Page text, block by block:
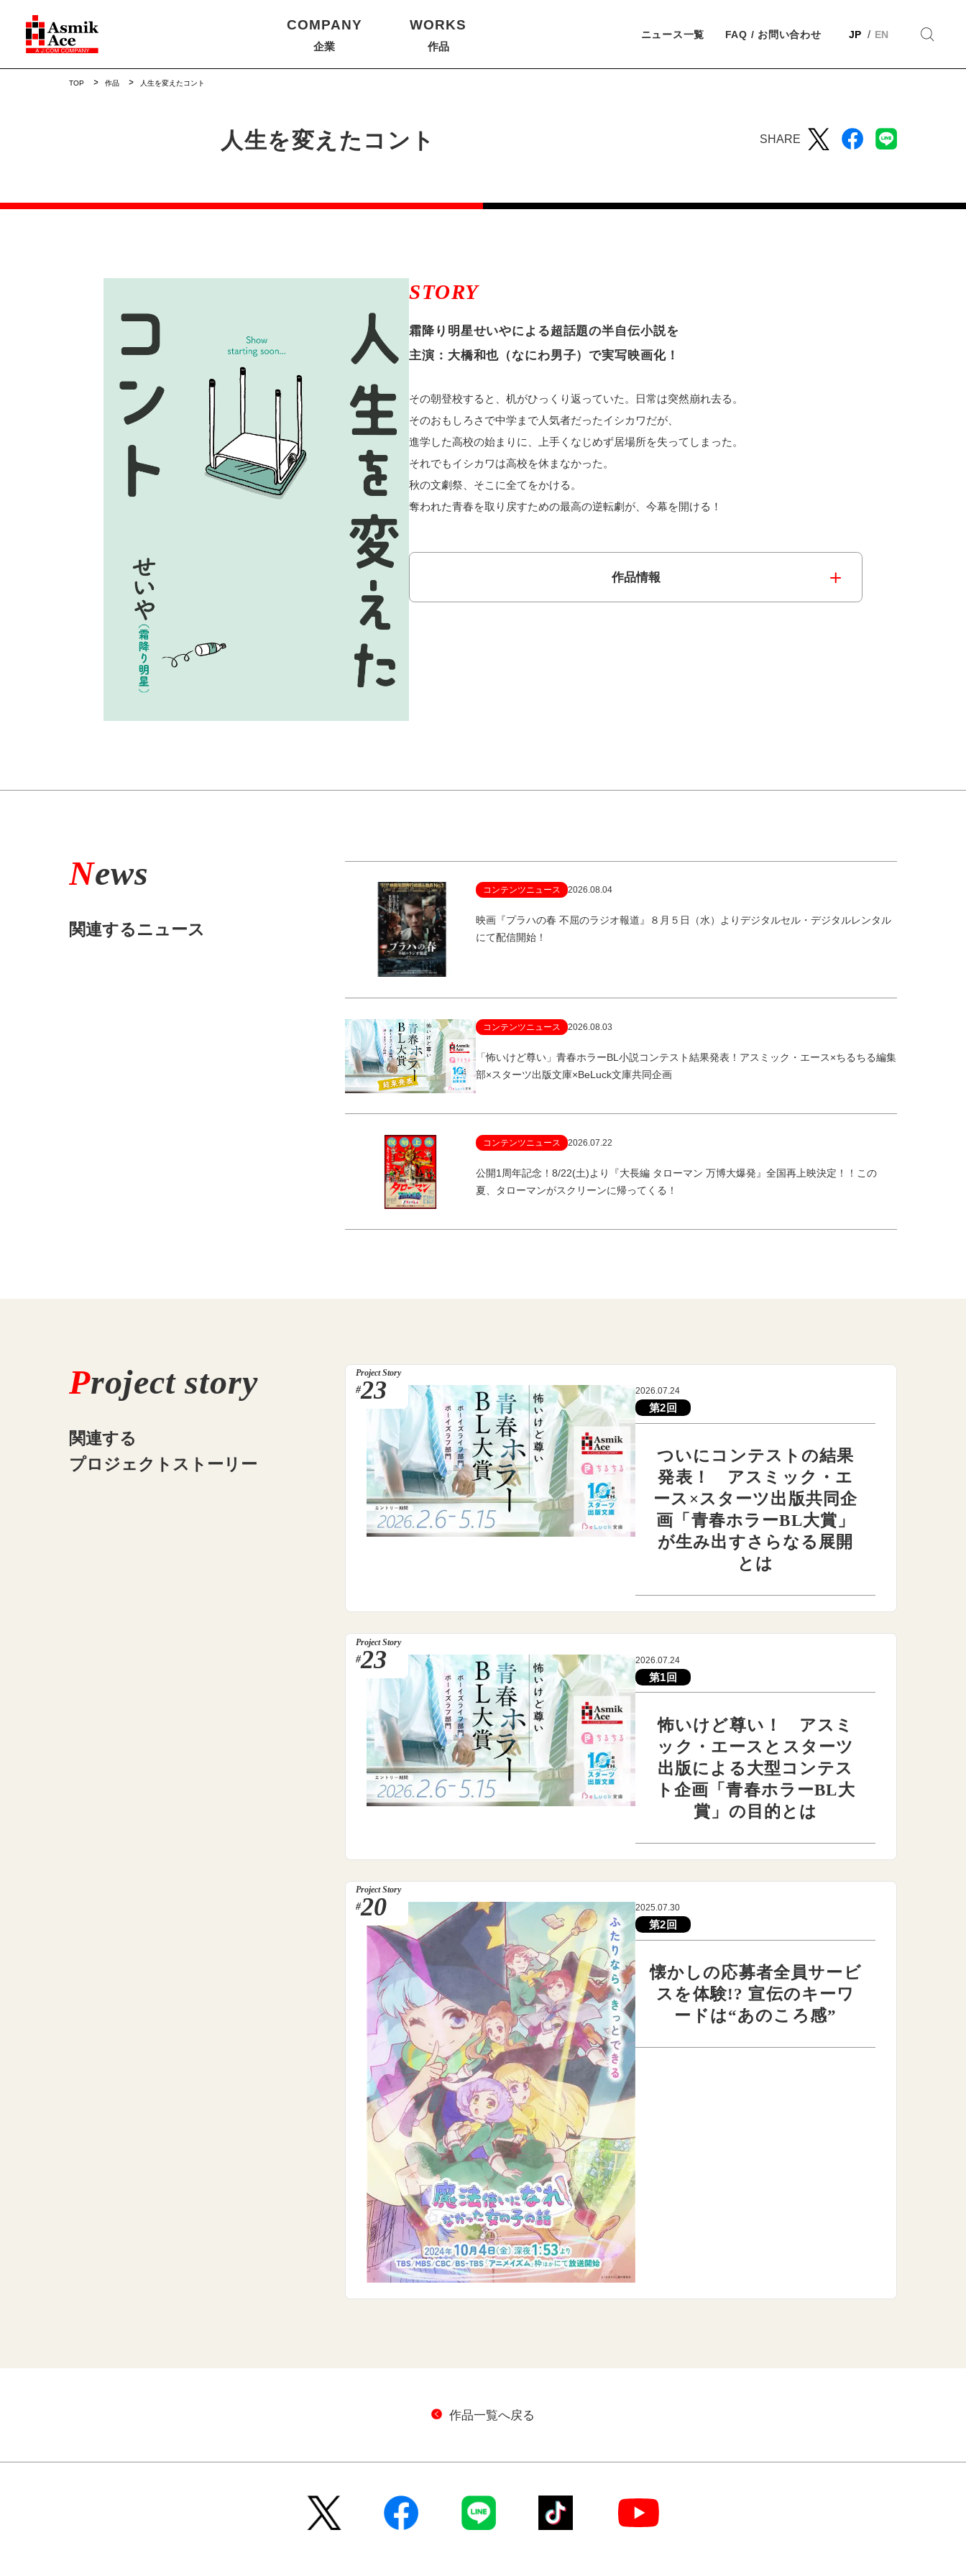
COMPANY
企業
WORKS
作品
ニュース一覧 FAQ / お問い合わせ JP EN
TOP 作品 人生を変えたコント
人生を変えたコント SHARE
STORY
霜降り明星せいやによる超話題の半自伝小説を
主演：大橋和也（なにわ男子）で実写映画化！
その朝登校すると、机がひっくり返っていた。日常は突然崩れ去る。
そのおもしろさで中学まで人気者だったイシカワだが、
進学した高校の始まりに、上手くなじめず居場所を失ってしまった。
それでもイシカワは高校を休まなかった。
秋の文劇祭、そこに全てをかける。
奪われた青春を取り戻すための最高の逆転劇が、今幕を開ける！
作品情報
News
関連するニュース
コンテンツニュース 2026.08.04
映画『プラハの春 不屈のラジオ報道』８月５日（水）よりデジタルセル・デジタルレンタル
にて配信開始！
コンテンツニュース 2026.08.03
「怖いけど尊い」青春ホラーBL小説コンテスト結果発表！アスミック・エース×ちるちる編集
部×スターツ出版文庫×BeLuck文庫共同企画
コンテンツニュース 2026.07.22
公開1周年記念！8/22(土)より『大長編 タローマン 万博大爆発』全国再上映決定！！この
夏、タローマンがスクリーンに帰ってくる！
Project story
関連する
プロジェクトストーリー
Project Story
#23 2026.07.24
第2回
ついにコンテストの結果
発表！ アスミック・エ
ース×スターツ出版共同企
画「青春ホラーBL大賞」
が生み出すさらなる展開
とは
Project Story
#23 2026.07.24
第1回
怖いけど尊い！ アスミ
ック・エースとスターツ
出版による大型コンテス
ト企画「青春ホラーBL大
賞」の目的とは
Project Story
#20 2025.07.30
第2回
懐かしの応募者全員サービ
スを体験!? 宣伝のキーワ
ードは“あのころ感”
作品一覧へ戻る